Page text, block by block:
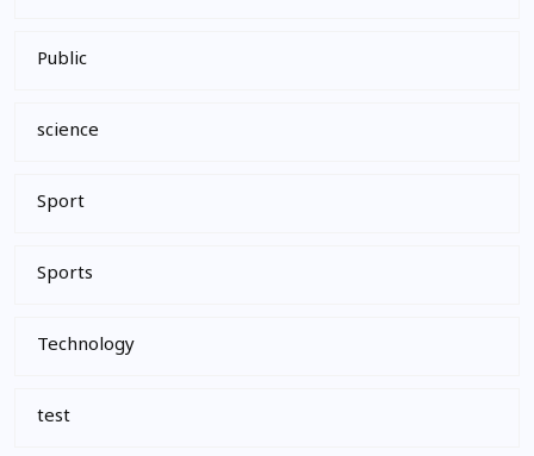
Public
science
Sport
Sports
Technology
test